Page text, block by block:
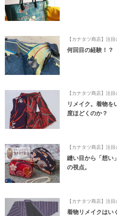
【カナタツ商店】注
何回目の経験！？
【カナタツ商店】注
リメイク。着物を
度ほどくのか？
【カナタツ商店】注
縫い目から「想い
の視点。
【カナタツ商店】注
着物リメイクはい